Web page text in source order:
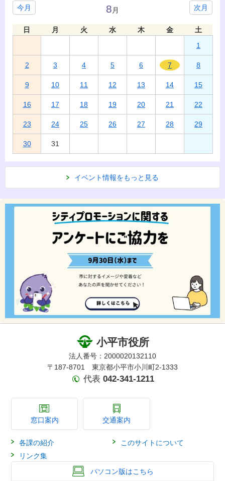
今月 次月
8 月
日 月 火 水 木 金
土
1
2 3 4 5 6 7 8
9 10 11 12 13 14 15
16 17 18 19 20 21 22
23 24 25 26 27 28 29
30 31
イベント情報をもっと見る
小平市役所
法人番号：2000020132110
〒187-8701 東京都小平市小川町2-1333
代表 042-341-1211
窓口案内 交通案内
各課の紹介
このサイトについて
リンク集
パソコン版はこちら